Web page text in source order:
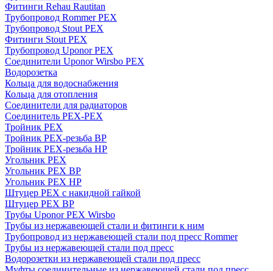
Фитинги Rehau Rautitan
Трубопровод Rommer PEX
Трубопровод Stout PEX
Фитинги Stout PEX
Трубопровод Uponor PEX
Соединители Uponor Wirsbo PEX
Водорозетка
Кольца для водоснабжения
Кольца для отопления
Соединители для радиаторов
Соединитель PEX-PEX
Тройник PEX
Тройник PEX-резьба ВР
Тройник PEX-резьба НР
Угольник PEX
Угольник PEX ВР
Угольник PEX НР
Штуцер PEX c накидной гайкой
Штуцер PEX ВР
Трубы Uponor PEX Wirsbo
Трубы из нержавеющей стали и фитинги к ним
Трубопровод из нержавеющей стали под пресс Rommer
Трубы из нержавеющей стали под пресс
Водорозетки из нержавеющей стали под пресс